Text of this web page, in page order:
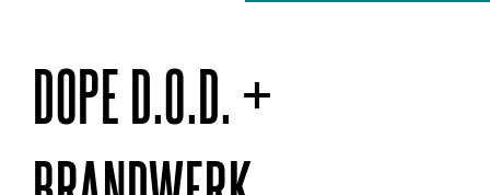
DOPE D.O.D. +